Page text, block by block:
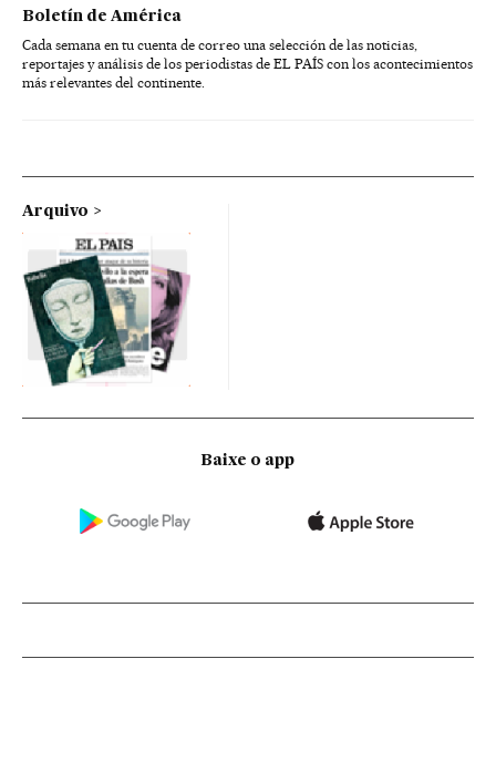
Boletín de América
Cada semana en tu cuenta de correo una selección de las noticias,
reportajes y análisis de los periodistas de EL PAÍS con los acontecimientos
más relevantes del continente.
Arquivo
Baixe o app